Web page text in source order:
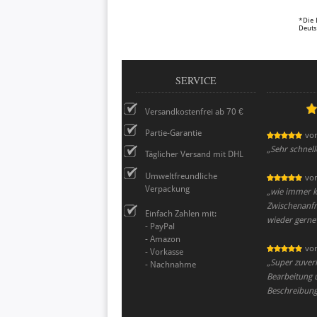
*Die
SERVICE
Versandkostenfrei ab 70 €
Partie-Garantie
Täglicher Versand mit DHL
Umweltfreundliche
Verpackung
Einfach Zahlen mit:
- PayPal
- Amazon
- Vorkasse
- Nachnahme
„Sehr
„wie immer
wieder gerne
„Super
Bearbeitung